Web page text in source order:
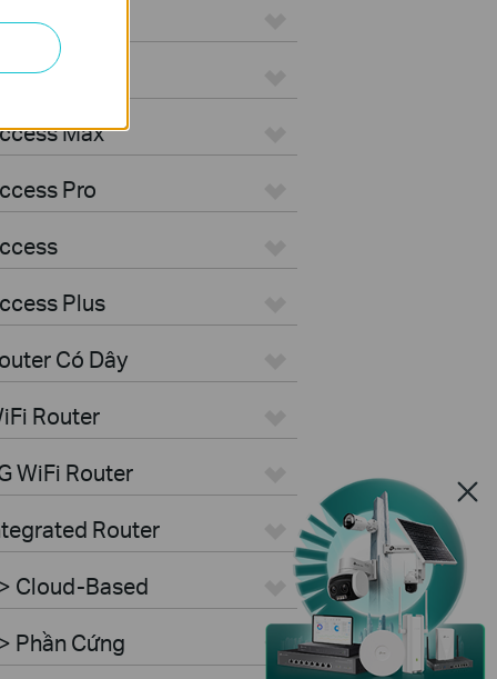
Max
Pro
Plus
Có Dây
Router
WiFi Router
Router
Cloud-Based
Phần Cứng